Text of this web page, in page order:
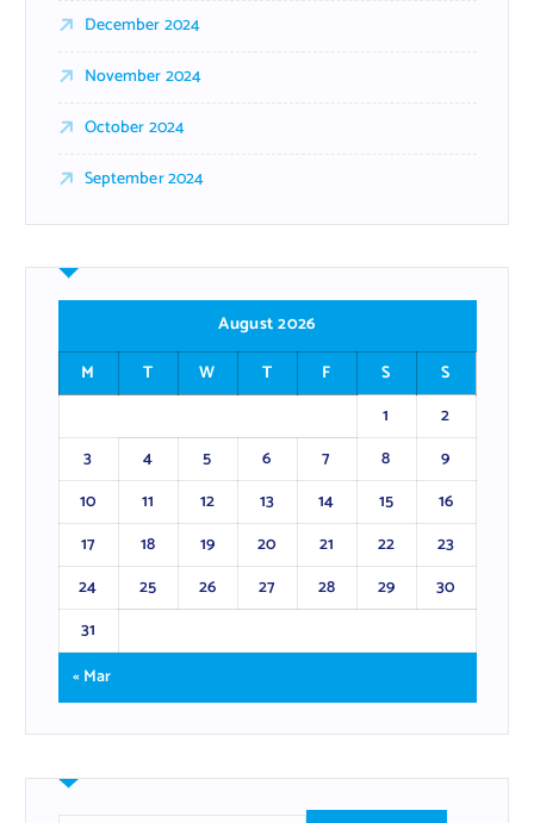
December 2024
November 2024
October 2024
September 2024
August 2026
M
T W T F S
S
1
2
3
4 5 6 7 8
9
10
11 12 13 14 15
16
17
18 19 20 21 22
23
24
25 26 27 28 29
30
31
« Mar